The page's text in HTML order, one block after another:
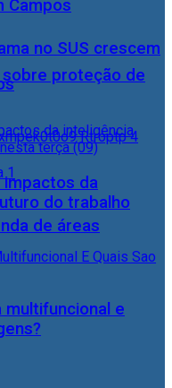
no SUS crescem
de áreas
Campos
proteção de
da
do trabalho
multifuncional e